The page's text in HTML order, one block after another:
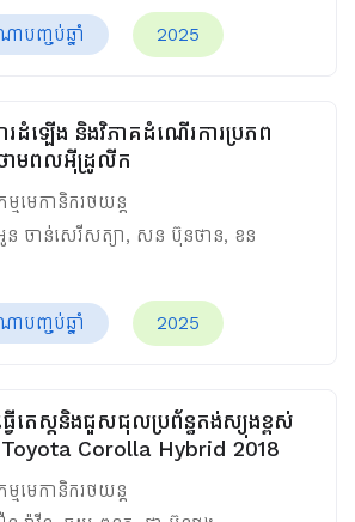
ាបញ្ចប់ឆ្នាំ 2025
រដំឡើង និងវិភាគដំណើរការប្រភព
ថាមពលអ៊ីដ្រូលីក
ម្មមេកានិករថយន្ត
ចាន់សេរីសត្យា, សន ប៊ុនថាន, ខន
ាបញ្ចប់ឆ្នាំ 2025
វើតេស្តនិងជួសជុលប្រព័ន្ធតង់ស្យុងខ្ពស់
Toyota Corolla Hybrid 2018
ម្មមេកានិករថយន្ត